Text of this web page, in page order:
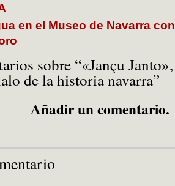
en el Museo de Navarra
sobre “«Jançu
de la historia navarra”
Añadir un comentario.